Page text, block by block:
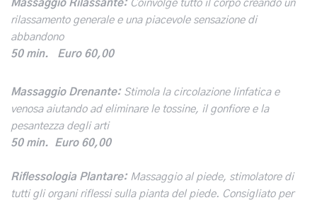
Massaggio Rilassante: Coinvolge tutto il corpo creando un
rilassamento generale e una piacevole sensazione di
abbandono
50 min.
Euro 60,00
Massaggio Drenante: Stimola la circolazione linfatica e
venosa aiutando ad eliminare le tossine, il gonfiore e la
pesantezza degli arti
50 min. Euro 60,00
Riflessologia Plantare: Massaggio al piede, stimolatore di
tutti gli organi riflessi sulla pianta del piede. Consigliato per